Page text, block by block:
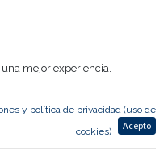
carrito
mejor experiencia.
y política de privacidad (uso de
cookies)
Acepto